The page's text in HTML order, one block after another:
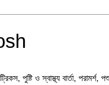
ট্রিকস, পুষ্টি ও স্বাস্থ্য বার্তা,